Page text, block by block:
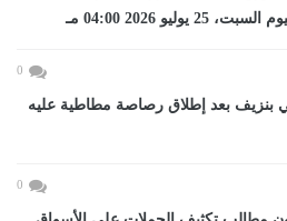
2026 04:00 مـ
0
بنزيف بعد إطلاق رصاصة مطاطية عليه
0